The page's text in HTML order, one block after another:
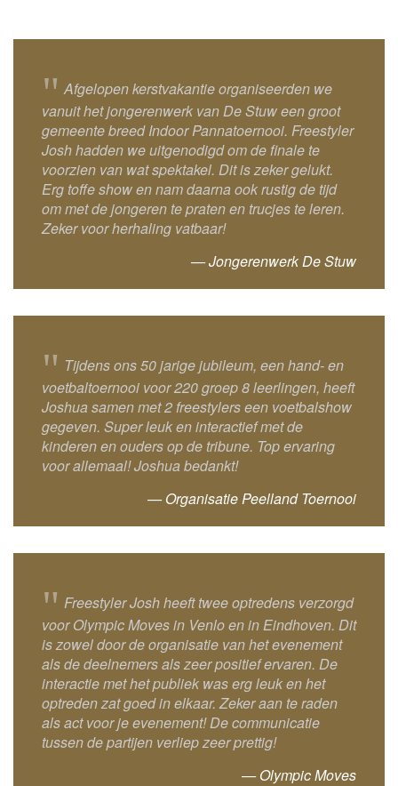
" Afgelopen kerstvakantie organiseerden we
vanuit het jongerenwerk van De Stuw een groot
gemeente breed Indoor Pannatoernooi. Freestyler
Josh hadden we uitgenodigd om de finale te
voorzien van wat spektakel. Dit is zeker gelukt.
Erg toffe show en nam daarna ook rustig de tijd
om met de jongeren te praten en trucjes te leren.
Zeker voor herhaling vatbaar!
— Jongerenwerk De Stuw
" Tijdens ons 50 jarige jubileum, een hand- en
voetbaltoernooi voor 220 groep 8 leerlingen, heeft
Joshua samen met 2 freestylers een voetbalshow
gegeven. Super leuk en interactief met de
kinderen en ouders op de tribune. Top ervaring
voor allemaal! Joshua bedankt!
— Organisatie Peelland Toernooi
" Freestyler Josh heeft twee optredens verzorgd
voor Olympic Moves in Venlo en in Eindhoven. Dit
is zowel door de organisatie van het evenement
als de deelnemers als zeer positief ervaren. De
interactie met het publiek was erg leuk en het
optreden zat goed in elkaar. Zeker aan te raden
als act voor je evenement! De communicatie
tussen de partijen verliep zeer prettig!
— Olympic Moves